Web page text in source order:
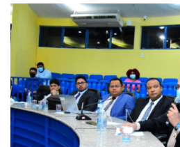
Webmail
Contato